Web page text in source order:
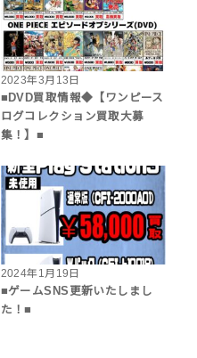
2023年3月13日
■DVD買取情報◆【ワンピース
ログコレクション買取大募
集！】■
2024年1月19日
■ゲームSNS更新いたしまし
た！■